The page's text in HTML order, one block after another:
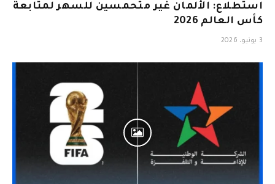
استطلاع: الألمان غير متحمسين للسهر لمتابعة
كأس العالم 2026
3 يونيو، 2026